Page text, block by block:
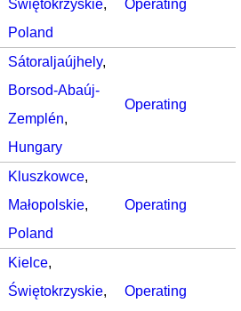
Świętokrzyskie,
Poland
Operating
Sátoraljaújhely,
Borsod-Abaúj-
Zemplén,
Hungary
Operating
Kluszkowce,
Małopolskie,
Poland
Operating
Kielce,
Świętokrzyskie,
Operating